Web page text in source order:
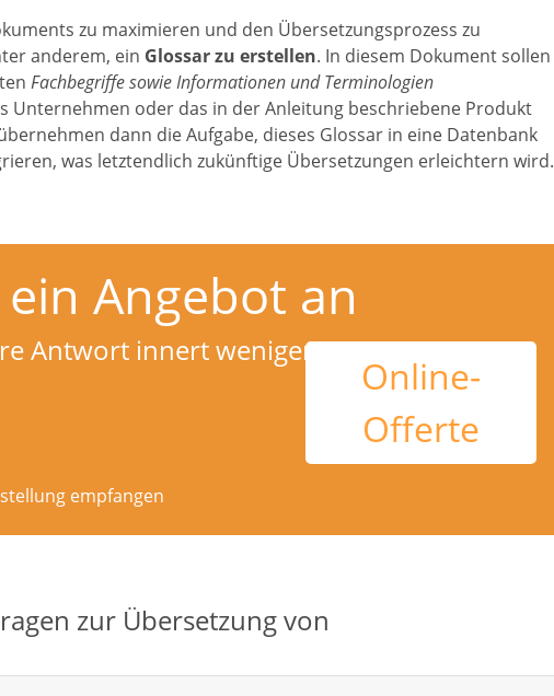
zu maximieren und den Übersetzungsprozess zu
anderem, ein Glossar zu erstellen. In diesem Dokument sollen
Fachbegriffe sowie Informationen und Terminologien
Unternehmen oder das in der Anleitung beschriebene Produkt
dann die Aufgabe, dieses Glossar in eine Datenbank
was letztendlich zukünftige Übersetzungen erleichtern wird.
Angebot an
Antwort innert weniger
empfangen
Online-
Offerte
zur Übersetzung von